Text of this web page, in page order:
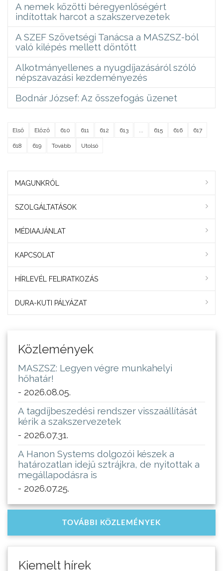
A nemek közötti béregyenlőségért
indítottak harcot a szakszervezetek
A SZEF Szövetségi Tanácsa a MASZSZ-ból
való kilépés mellett döntött
Alkotmányellenes a nyugdíjazásáról szóló
népszavazási kezdeményezés
Bodnár József: Az összefogás üzenet
Első Előző 610 611 612 613 615 616 617
618 619 Tovább Utolsó
MAGUNKRÓL
SZOLGÁLTATÁSOK
MÉDIAAJÁNLAT
KAPCSOLAT
HÍRLEVÉL FELIRATKOZÁS
DURA-KUTI PÁLYÁZAT
Közlemények
MASZSZ: Legyen végre munkahelyi
hőhatár!
- 2026.08.05.
A tagdíjbeszedési rendszer visszaállítását
kérik a szakszervezetek
- 2026.07.31.
A Hanon Systems dolgozói készek a
határozatlan idejű sztrájkra, de nyitottak a
megállapodásra is
- 2026.07.25.
TOVÁBBI KÖZLEMÉNYEK
Kiemelt hírek